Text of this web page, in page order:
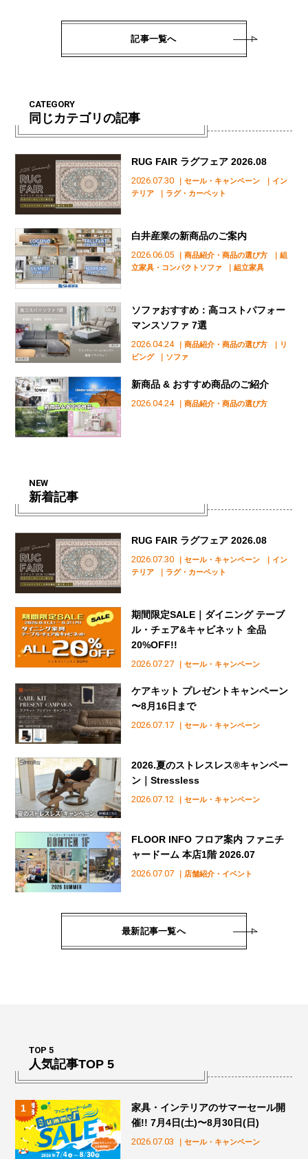
記事一覧へ
CATEGORY
同じカテゴリの記事
2026.07.30 ｜セール・キャンペーン
｜イン
テリア
｜ラグ・カーペット
RUG FAIR ラグフェア 2026.08
2026.06.05 ｜商品紹介・商品の選び方
｜組
立家具・コンパクトソファ
｜組立家具
白井産業の新商品のご案内
2026.04.24 ｜商品紹介・商品の選び方
｜リ
ビング
｜ソファ
ソファおすすめ：高コストパフォー
マンスソファ 7選
2026.04.24 ｜商品紹介・商品の選び方
新商品 & おすすめ商品のご紹介
NEW
新着記事
2026.07.30 ｜セール・キャンペーン
｜イン
テリア
｜ラグ・カーペット
RUG FAIR ラグフェア 2026.08
2026.07.27 ｜セール・キャンペーン
期間限定SALE｜ダイニング テーブ
ル・チェア&キャビネット 全品
20%OFF!!
2026.07.17 ｜セール・キャンペーン
ケアキット プレゼントキャンペーン
〜8月16日まで
2026.07.12 ｜セール・キャンペーン
2026.夏のストレスレス®︎キャンペー
ン｜Stressless
2026.07.07 ｜店舗紹介・イベント
FLOOR INFO フロア案内 ファニチ
ャードーム 本店1階 2026.07
最新記事一覧へ
TOP 5
人気記事TOP 5
2026.07.03 ｜セール・キャンペーン
家具・インテリアのサマーセール開
催!! 7月4日(土)〜8月30日(日)